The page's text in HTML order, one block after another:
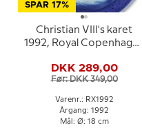
SPAR 17%
Christian VIII's karet
1992, Royal Copenhagen
DKK 289,00
Før: DKK 349,00
Varenr.: RX1992
Årgang: 1992
Mål: Ø: 18 cm